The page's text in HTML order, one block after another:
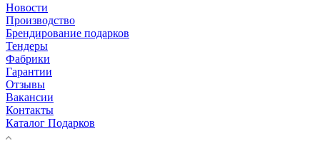
Новости
Производство
Брендирование подарков
Тендеры
Фабрики
Гарантии
Отзывы
Вакансии
Контакты
Каталог Подарков